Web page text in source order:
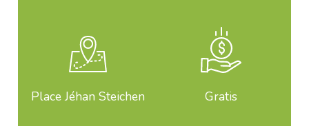
Place Jéhan Steichen Gratis